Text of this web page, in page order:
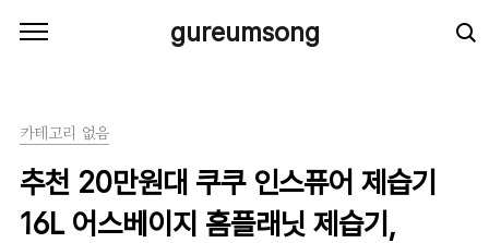
gureumsong
카테고리 없음
추천 20만원대 쿠쿠 인스퓨어 제습기
16L 어스베이지 홈플래닛 제습기,